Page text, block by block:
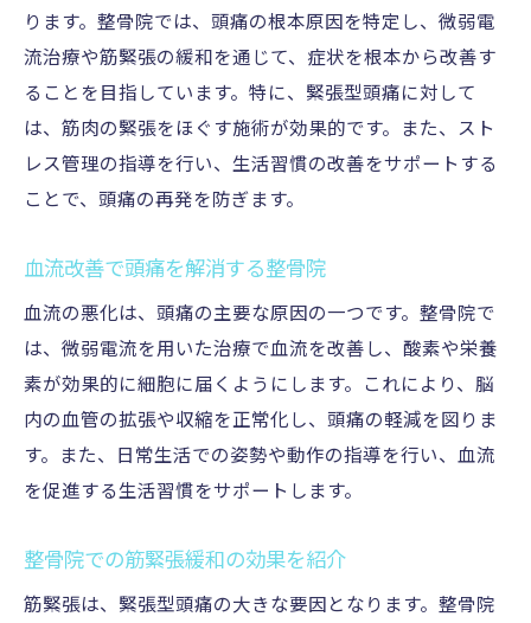
ります。整骨院では、頭痛の根本原因を特定し、微弱電
流治療や筋緊張の緩和を通じて、症状を根本から改善す
ることを目指しています。特に、緊張型頭痛に対して
は、筋肉の緊張をほぐす施術が効果的です。また、スト
レス管理の指導を行い、生活習慣の改善をサポートする
ことで、頭痛の再発を防ぎます。
血流改善で頭痛を解消する整骨院
血流の悪化は、頭痛の主要な原因の一つです。整骨院で
は、微弱電流を用いた治療で血流を改善し、酸素や栄養
素が効果的に細胞に届くようにします。これにより、脳
内の血管の拡張や収縮を正常化し、頭痛の軽減を図りま
す。また、日常生活での姿勢や動作の指導を行い、血流
を促進する生活習慣をサポートします。
整骨院での筋緊張緩和の効果を紹介
筋緊張は、緊張型頭痛の大きな要因となります。整骨院